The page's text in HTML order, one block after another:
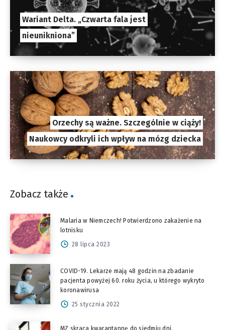
Wariant Delta. „Czwarta fala jest
nieunikniona”
Orzechy są ważne. Szczególnie w ciąży!
Naukowcy odkryli ich wpływ na mózg dziecka
Zobacz także
Malaria w Niemczech! Potwierdzono zakażenie na
lotnisku
28 lipca 2023
COVID-19. Lekarze mają 48 godzin na zbadanie
pacjenta powyżej 60. roku życia, u którego wykryto
koronawirusa
25 stycznia 2022
MZ skraca kwarantannę do siedmiu dni.